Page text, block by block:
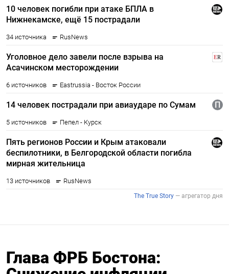
Глава ФРБ Бостона: